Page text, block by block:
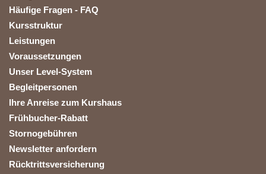
Häufige Fragen - FAQ
Kursstruktur
Leistungen
Voraussetzungen
Unser Level-System
Begleitpersonen
Ihre Anreise zum Kurshaus
Frühbucher-Rabatt
Stornogebühren
Newsletter anfordern
Rücktrittsversicherung